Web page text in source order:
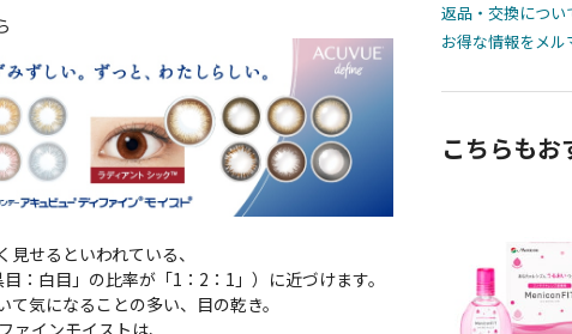
せるといわれている、
：白目」の比率が「1：2：1」）に近づけます。
気になることの多い、目の乾き。
ァインモイストは、
返品・交換につい
お得な情報をメル
こちらもお